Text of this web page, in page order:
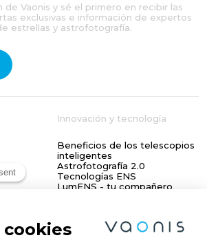
Innovación y tecnología
Beneficios de los telescopios
inteligentes
Astrofotografía 2.0
Tecnologías ENS
LumENS - tu compañero
de Vaonis y sé el primero en recibir las
exclusivas e información de expertos
estrellas y astrofotografía.
the Universe
Vaonis